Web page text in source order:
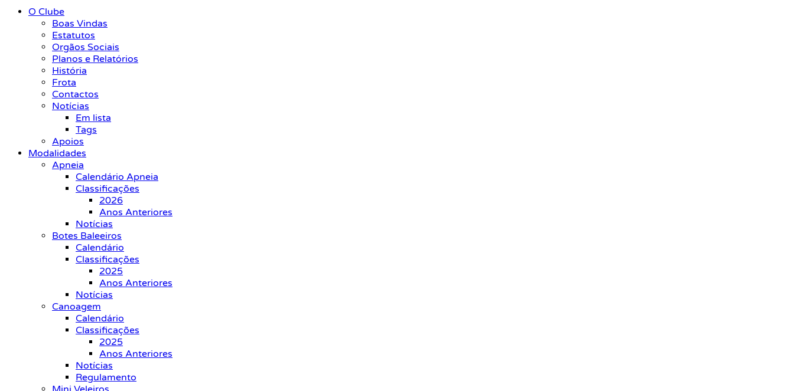
O Clube
Boas Vindas
Estatutos
Orgãos Sociais
Planos e Relatórios
História
Frota
Contactos
Notícias
Em lista
Tags
Apoios
Modalidades
Apneia
Calendário Apneia
Classificações
2026
Anos Anteriores
Notícias
Botes Baleeiros
Calendário
Classificações
2025
Anos Anteriores
Notícias
Canoagem
Calendário
Classificações
2025
Anos Anteriores
Notícias
Regulamento